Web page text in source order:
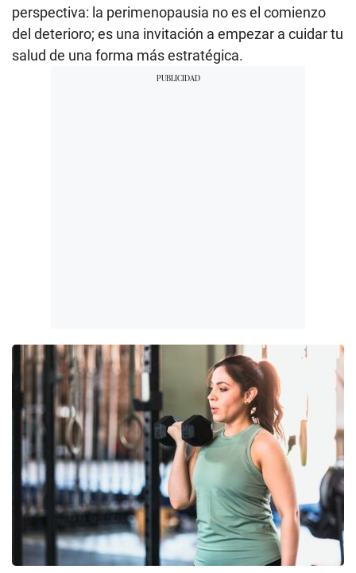
perspectiva: la perimenopausia no es el comienzo
del deterioro; es una invitación a empezar a cuidar tu
salud de una forma más estratégica.